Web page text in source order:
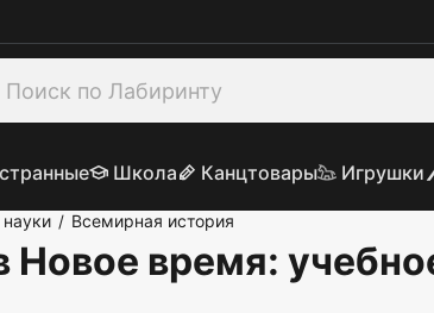
Школа Канцтовары Игрушки
/ Всемирная история
Новое время: